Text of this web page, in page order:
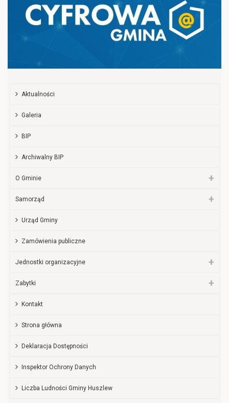
Aktualności
Galeria
BIP
Archiwalny BIP
O Gminie
Samorząd
Urząd Gminy
Zamówienia publiczne
Jednostki organizacyjne
Zabytki
Kontakt
Strona główna
Deklaracja Dostępności
Inspektor Ochrony Danych
Liczba Ludności Gminy Huszlew